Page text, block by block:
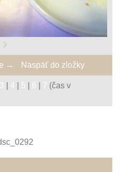
→ Naspäť do zložky
3 4 5 6 7 (čas v